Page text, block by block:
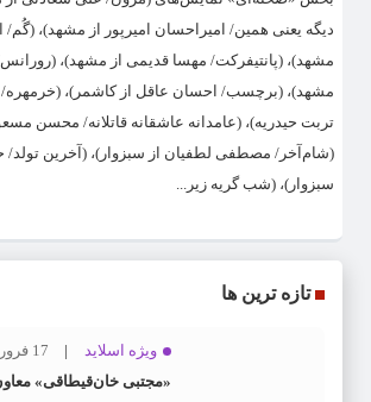
دیگه یعنی همین/ امیراحسان امیرپور از مشهد)، (گُم/
مشهد)، (پانتیفرکت/ مهسا قدیمی از مشهد)، (رورانس/
مشهد)، (برچسب/ احسان عاقل از کاشمر)، (خرمهره/
تربت حیدریه)، (عامدانه عاشقانه قاتلانه/ محسن
(شام‌آخر/ مصطفی لطفیان از سبزوار)، (آخرین تولد/
سبزوار)، (شب گریه زیر...
تازه ترین ها
ویژه اسلاید
17 فروردین 1404
«مجتبی خان‌قیطاقی»